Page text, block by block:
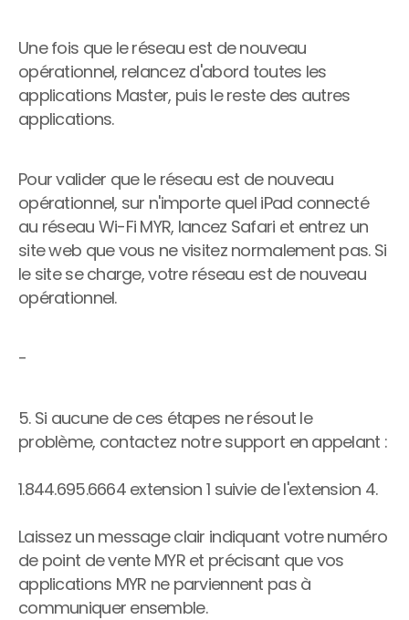
Une fois que le réseau est de nouveau
opérationnel, relancez d'abord toutes les
applications Master, puis le reste des autres
applications.
Pour valider que le réseau est de nouveau
opérationnel, sur n'importe quel iPad connecté
au réseau Wi-Fi MYR, lancez Safari et entrez un
site web que vous ne visitez normalement pas. Si
le site se charge, votre réseau est de nouveau
opérationnel.
-
5. Si aucune de ces étapes ne résout le
problème, contactez notre support en appelant :
1.844.695.6664 extension 1 suivie de l'extension 4.
Laissez un message clair indiquant votre numéro
de point de vente MYR et précisant que vos
applications MYR ne parviennent pas à
communiquer ensemble.